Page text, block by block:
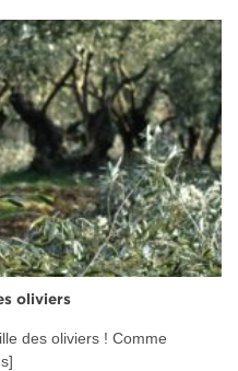
oliviers
des oliviers ! Comme